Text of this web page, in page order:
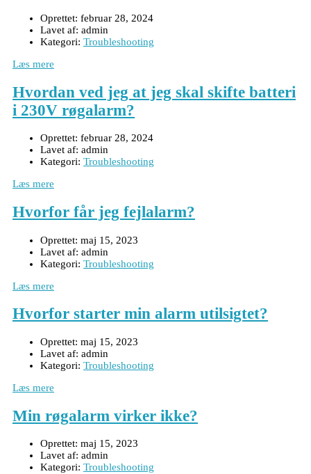
Oprettet: februar 28, 2024
Lavet af: admin
Kategori: Troubleshooting
Læs mere
Hvordan ved jeg at jeg skal skifte batteri
i 230V røgalarm?
Oprettet: februar 28, 2024
Lavet af: admin
Kategori: Troubleshooting
Læs mere
Hvorfor får jeg fejlalarm?
Oprettet: maj 15, 2023
Lavet af: admin
Kategori: Troubleshooting
Læs mere
Hvorfor starter min alarm utilsigtet?
Oprettet: maj 15, 2023
Lavet af: admin
Kategori: Troubleshooting
Læs mere
Min røgalarm virker ikke?
Oprettet: maj 15, 2023
Lavet af: admin
Kategori: Troubleshooting